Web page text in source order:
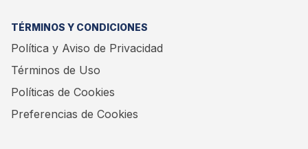
TÉRMINOS Y CONDICIONES
Política y Aviso de Privacidad
Términos de Uso
Políticas de Cookies
Preferencias de Cookies